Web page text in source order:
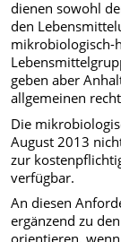
dienen sowohl
den
mikrobiologisch-
geben aber
allgemeinen
Die
August 2013
zur
verfügbar.
An diesen
ergänzend zu